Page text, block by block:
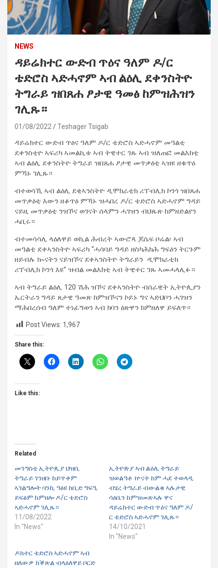
NEWS
ዳይሬክተር ውድብ ጥዕና ዓለም ዶ/ር
ቴድሮስ ኣድሓኖም ኣብ ልዕሊ ደቀንስትዮ
ትግራይ ዝበጸሐ ፆታዊ ዓመፅ ከምዝሕዝን
ገሊጹ።
01/08/2022 Teshager Tsigab
ዳይሬክተር ውድብ ጥዕና ዓለም ዶ/ር ቴድሮስ ኣድሓኖም መዓልቲ
ደቀንስቲዮ ኣፍሪካ ኣመልኪቱ ኣብ ትዊተር ገጹ ኣብ ዝለጠፎ መልእክቲ
ኣብ ልዕሊ ደቀንስትዮ ትግራይ ዝበጸሐ ፆታዊ መጥቃዕቲ ኣዝዩ ዘቁጥዕ
ምኻኑ ገሊጹ።
ብተወሳኺ ኣብ ልዕሊ ደቂኣንስትዮ ዲሞክራቲክ ሪፐብሊክ ኮንጎ ዝበጸሐ
መጥቃዕቲ እውን ዘቆጥዕ ምኻኑ ዝሓበረ ዶ/ር ቴድሮስ ኣድሓኖም ግዳይ
ናይዚ መጥቃዕቲ ንዝኾና ወገናት ሰላምን ሓገዝን ብህጹጽ ከምዘድልየን
ሓቢሩ።
ብተመሳሳሊ ላዕለዋይ ወኪል ሕብረት ኣውሮጳ ጆሴፍ ቦሬል፡ ኣብ
መዓልቲ ደቀኣንስትዮ ኣፍሪካ “ሓሳባይ ግዳይ ዘስካሕክሕ ግፍዕን ትርጉም
ዘይብሉ ኲናትን ናይዝኾና ደቀኣንስትዮ ትግራይን ዲሞክራቲክ
ሪፐብሊክ ኮንጎ እዩ” ዝብል መልእክቲ ኣብ ትዊተር ገጹ ኣመሓላሊፉ።
ኣብ ትግራይ ልዕሊ 120 ሽሕ ዝኾና ደቀኣንስትዮ ብሰራዊት ኢትዮጲያን
ኤርትራን ግዳይ ጸታዊ ዓመጽ ከምዝኾናን ኮይኑ ግና ኣድህቦን ሓገዝን
ማሕበረሰብ ዓለም ተነፊግወን ኣብ ክባን ዕጽዋን ከምዘለዋ ይፍለጥ።
Post Views: 1,967
Share this:
Like this:
Related
መንግስቲ ኢትዮጲያ ህዝቢ
ትግራይ ገንዘቡ ከይጥቀም
ኣገልግሎት ባንኪ ዓፅዩ ከቢድ ግፍዒ
ይፍፅም ከምዘሎ ዶ/ር ቴድሮስ
ኣድሓኖም ገሊጹ።
11/08/2022
In "News"
ኢትዮጵያ ኣብ ልዕሊ ትግራይ
ዝወልዓቶ ኵናት ከም ሓደ ተወላዲ
ብሄረ ትግራይ ብውልቁ ኣሉታዊ
ሳዕቤን ከምዝመጽኣሉ ዋና
ዳይሬክተር ውድብ ጥዕና ዓለም ዶ/
ር ቴድሮስ ኣድሓኖም ገሊጹ።
14/10/2021
In "News"
ዶክተር ቴድሮስ ኣድሓኖም ኣብ
ዘለውዎ ክቕጽል ብላዕለዋይ ቦርድ